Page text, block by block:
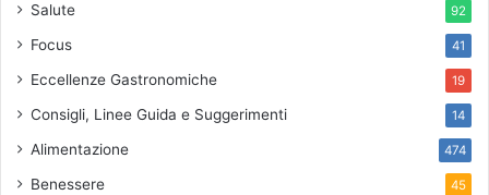
Salute 92
Focus 41
Eccellenze Gastronomiche 19
Consigli, Linee Guida e Suggerimenti 14
Alimentazione 474
Benessere 45